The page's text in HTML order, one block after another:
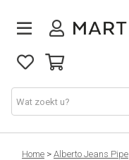
Nieuw binnen
Home > Alberto Jeans Pipe